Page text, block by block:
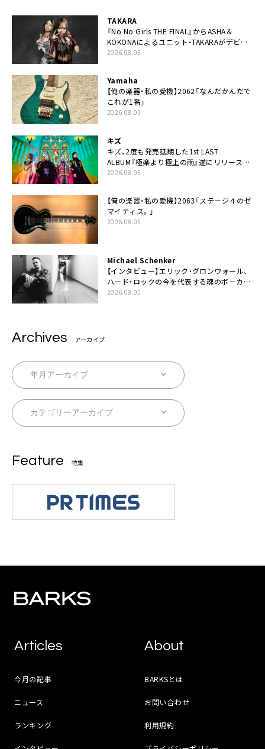
TAKARA
『No No Girls THE FINAL』からASHA＆
KOKONAによるユニット・TAKARAがデビュ
ー
2026.08.05
Yamaha
【俺の楽器・私の愛機】2062「なんだかんだで
これが1番」
2026.08.03
キズ
キズ、2度も発売延期した1st LAST
ALBUM『極楽より極上の雨』遂にリリース。
収録曲「はじまり」MV公開
2026.08.05
【俺の楽器・私の愛機】2063「ステージ４のゼ
マイティス。」
2026.08.05
Michael Schenker
【インタビュー】エリック・グロンウォール、
ハード・ロックの今を代表する魂のボーカリ
スト来日決定
2026.08.05
Archives アーカイブ
Feature 特集
Articles
今月の記事
ニュース
ランキング
About
BARKSとは
お問い合わせ
利用規約